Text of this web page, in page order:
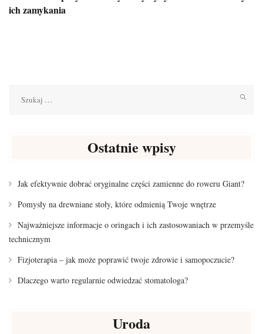
ich zamykania
Ostatnie wpisy
Jak efektywnie dobrać oryginalne części zamienne do roweru Giant?
Pomysły na drewniane stoły, które odmienią Twoje wnętrze
Najważniejsze informacje o oringach i ich zastosowaniach w przemyśle
technicznym
Fizjoterapia – jak może poprawić twoje zdrowie i samopoczucie?
Dlaczego warto regularnie odwiedzać stomatologa?
Uroda